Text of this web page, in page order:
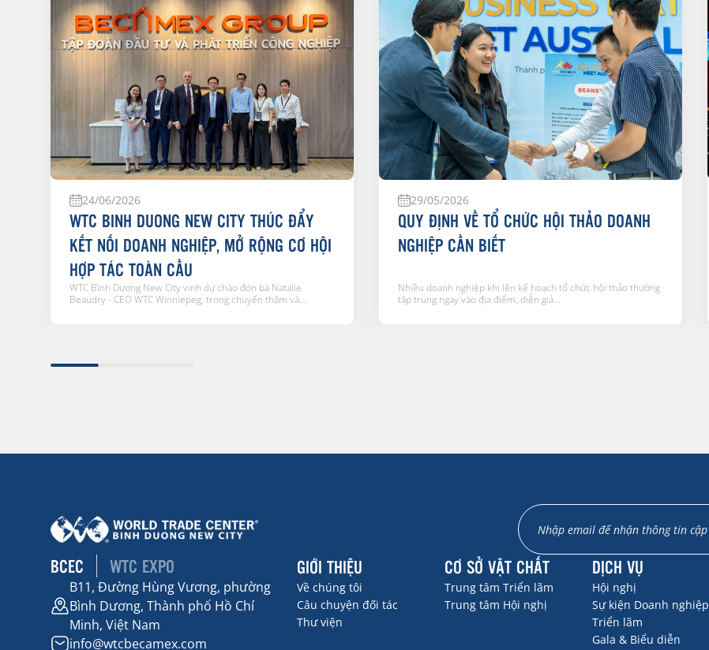
24/06/2026
WTC BINH DUONG NEW CITY THÚC ĐẨY
KẾT NỐI DOANH NGHIỆP, MỞ RỘNG CƠ HỘI
HỢP TÁC TOÀN CẦU
WTC Bình Dương New City vinh dự chào đón bà Natalie
Beaudry - CEO WTC Winniepeg, trong chuyến thăm và...
29/05/2026
QUY ĐỊNH VỀ TỔ CHỨC HỘI THẢO DOANH
NGHIỆP CẦN BIẾT
Nhiều doanh nghiệp khi lên kế hoạch tổ chức hội thảo thường
tập trung ngay vào địa điểm, diễn giả...
BCEC WTC EXPO
B11, Đường Hùng Vương, phường
Bình Dương, Thành phố Hồ Chí
Minh, Việt Nam
info@wtcbecamex.com
GIỚI THIỆU
Về chúng tôi
Câu chuyện đối tác
Thư viện
CƠ SỞ VẬT CHẤT
Trung tâm Triển lãm
Trung tâm Hội nghị
DỊCH VỤ
Hội nghị
Sự kiện Doanh nghiệp
Triển lãm
Gala & Biểu diễn